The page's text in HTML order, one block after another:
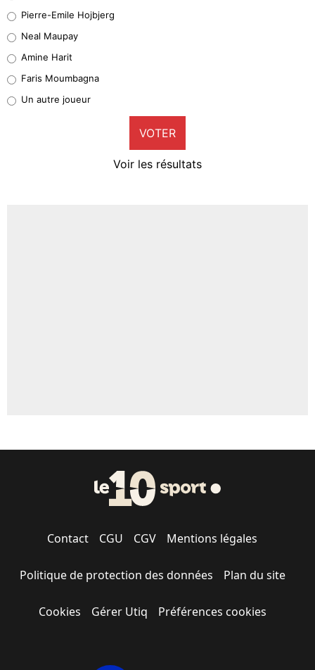
5%
1%
9%
Pierre-Emile Hojbjerg
Neal Maupay
Amine Harit
Faris Moumbagna
Un autre joueur
VOTER
Voir les résultats
Contact CGU CGV Mentions légales
Politique de protection des données Plan du site
Cookies Gérer Utiq Préférences cookies